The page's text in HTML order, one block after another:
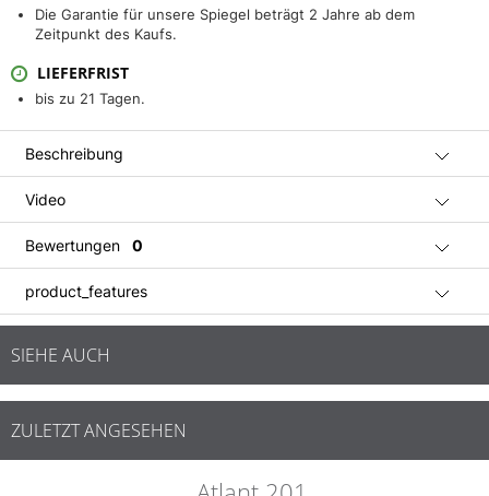
Die Garantie für unsere Spiegel beträgt 2 Jahre ab dem
Zeitpunkt des Kaufs.
LIEFERFRIST
bis zu 21 Tagen.
Beschreibung
Video
Bewertungen 0
product_features
SIEHE AUCH
ZULETZT ANGESEHEN